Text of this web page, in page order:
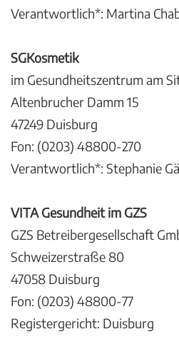
Verantwortlich*: Martina
SGKosmetik
im Gesundheitszentrum am
Altenbrucher Damm 15
47249 Duisburg
Fon: (0203) 48800-270
Verantwortlich*: Stephanie
VITA Gesundheit im GZS
GZS Betreibergesellschaft
Schweizerstraße 80
47058 Duisburg
Fon: (0203) 48800-77
Registergericht: Duisburg